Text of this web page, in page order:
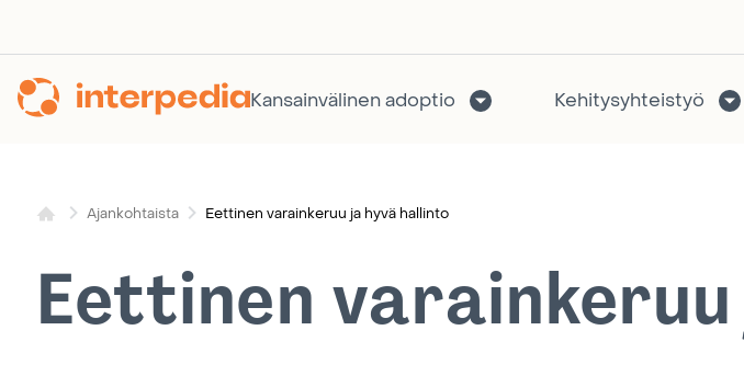
Kansainvälinen adoptio Kehitysyhteistyö
Ajankohtaista Eettinen varainkeruu ja hyvä hallinto
Eettinen